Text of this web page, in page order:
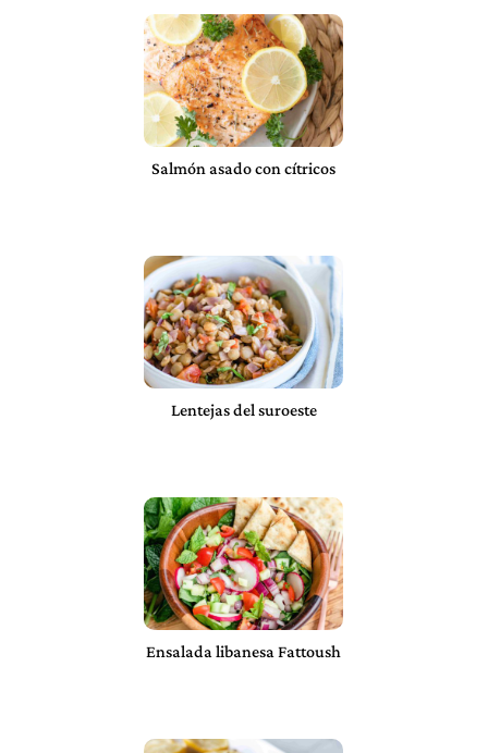
Salmón asado con cítricos
Lentejas del suroeste
Ensalada libanesa Fattoush